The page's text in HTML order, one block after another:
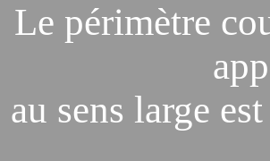
Le périmètre
au sens large